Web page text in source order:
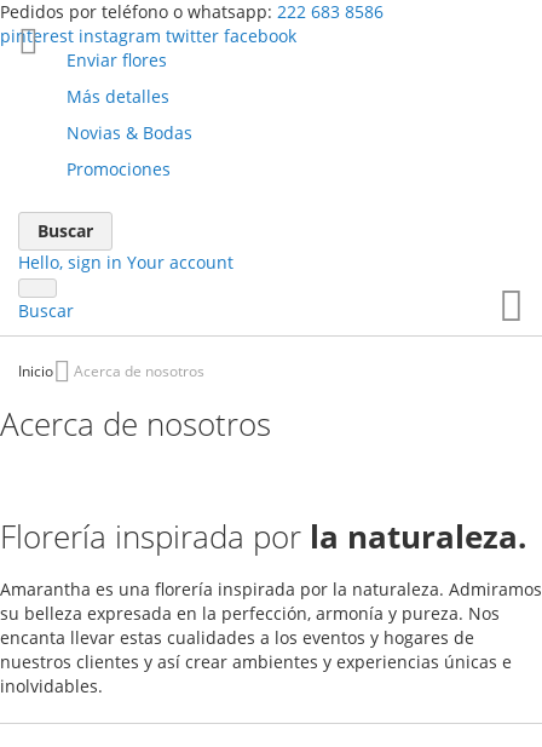
Pedidos por teléfono o whatsapp: 222 683 8586
pinterest instagram twitter facebook
Ir
contenido
Enviar flores
Más detalles
Novias & Bodas
Promociones
Buscar
Hello, sign in Your account
Buscar
Inicio Acerca de nosotros
Acerca de nosotros
Florería inspirada por la naturaleza.
Amarantha es una florería inspirada por la naturaleza. Admiramos
su belleza expresada en la perfección, armonía y pureza. Nos
encanta llevar estas cualidades a los eventos y hogares de
nuestros clientes y así crear ambientes y experiencias únicas e
inolvidables.